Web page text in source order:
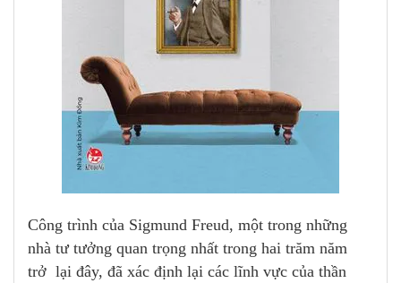
Công trình của Sigmund Freud, một trong những
nhà tư tưởng quan trọng nhất trong hai trăm năm
trở lại đây, đã xác định lại các lĩnh vực của thần